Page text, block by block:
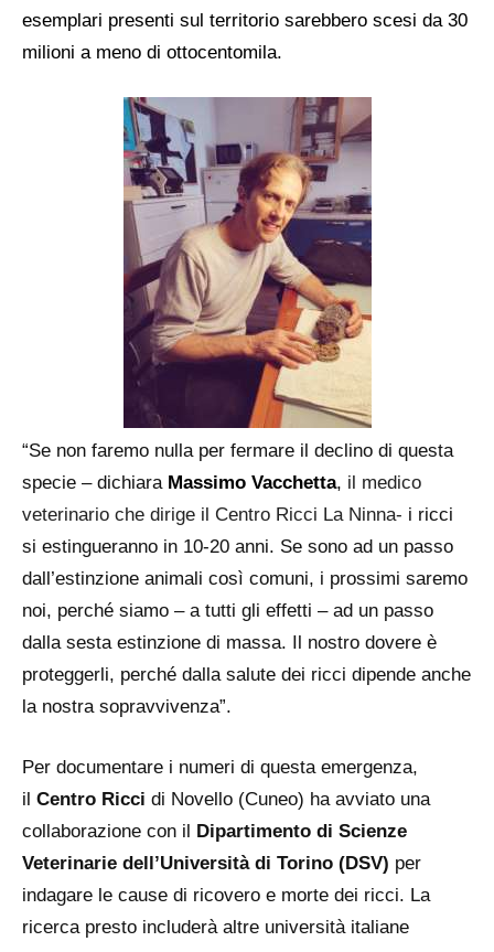
esemplari presenti sul territorio sarebbero scesi da 30
milioni a meno di ottocentomila.
“Se non faremo nulla per fermare il declino di questa
specie – dichiara Massimo Vacchetta, il medico
veterinario che dirige il Centro Ricci La Ninna- i ricci
si estingueranno in 10-20 anni. Se sono ad un passo
dall’estinzione animali così comuni, i prossimi saremo
noi, perché siamo – a tutti gli effetti – ad un passo
dalla sesta estinzione di massa. Il nostro dovere è
proteggerli, perché dalla salute dei ricci dipende anche
la nostra sopravvivenza”.
Per documentare i numeri di questa emergenza,
il Centro Ricci di Novello (Cuneo) ha avviato una
collaborazione con il Dipartimento di Scienze
Veterinarie dell’Università di Torino (DSV) per
indagare le cause di ricovero e morte dei ricci. La
ricerca presto includerà altre università italiane